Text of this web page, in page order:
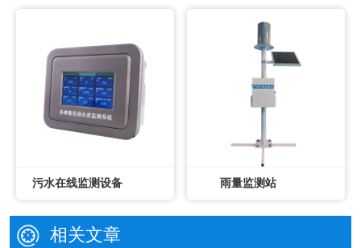
污水在线监测设备 雨量监测站
相关文章